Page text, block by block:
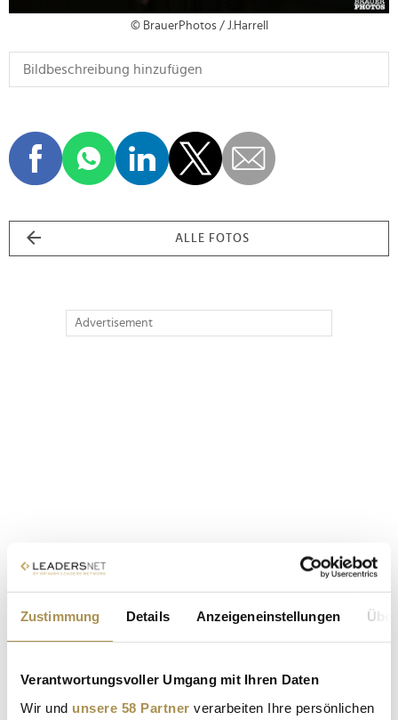
Zustimmung Details Anzeigeneinstellungen
Verantwortungsvoller Umgang mit Ihren Daten
Wir und unsere 58 Partner verarbeiten Ihre persönlichen
© BrauerPhotos / J.Harrell
ALLE FOTOS
Advertisement